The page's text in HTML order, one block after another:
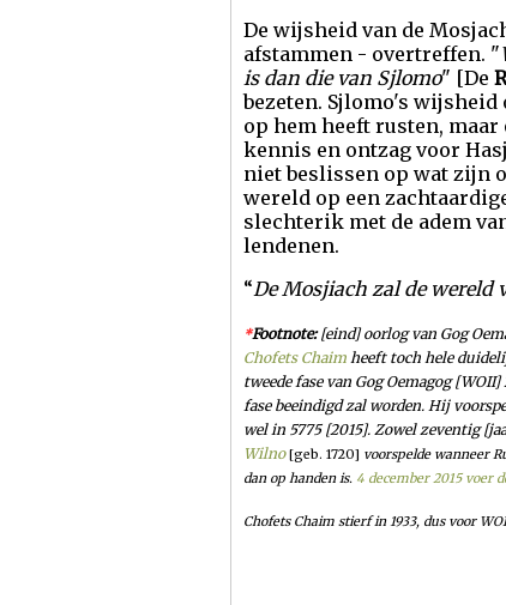
De wijsheid van de
afstammen - overtreffen. "
is dan die van Sjlomo" [De
bezeten. Sjlomo's
op hem heeft rusten, maar
kennis en ontzag voor
niet beslissen op wat zijn
wereld op een
slechterik met de adem
lendenen.
“De Mosjiach zal de wereld
*Footnote:[eind] oorlog van Gog
Chofets Chaim heeft toch hele
tweede fase van Gog Oemagog
fase beeindigd zal worden. Hij
wel in 5775 [2015]. Zowel zeventig
Wilno [geb. 1720] voorspelde wanneer
dan op handen is. 4 december 2015 voer
Chofets Chaim stierf in 1933, dus voor